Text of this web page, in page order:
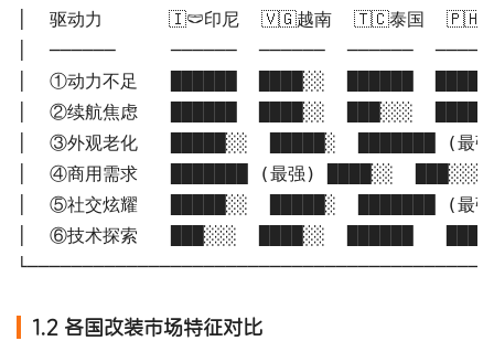
│  驱动力      🇮🩲印尼  🇻🇬越南  🇹🇨泰国
│  ──────     ──────  ──────  ──────
│  ①动力不足   ██████  ████░░  ██████
│  ②续航焦虑   ██████  ████░░  ███░░░
│  ③外观老化   █████░░  █████░  ███████
│  ④商用需求   ███████ (最强) ████░░
│  ⑤社交炫耀   █████░░  █████░  ███████
│  ⑥技术探索   ███░░░  ████░░  ██████
1.2 各国改装市场特征对比